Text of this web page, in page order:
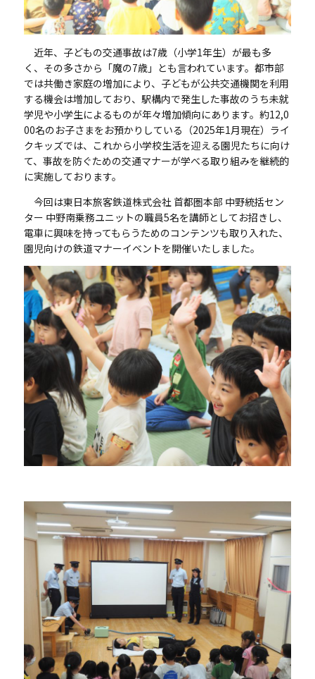
近年、子どもの交通事故は7歳（小学1年生）が最も多
く、その多さから「魔の7歳」とも言われています。都市部
では共働き家庭の増加により、子どもが公共交通機関を利用
する機会は増加しており、駅構内で発生した事故のうち未就
学児や小学生によるものが年々増加傾向にあります。約12,0
00名のお子さまをお預かりしている（2025年1月現在）ライ
クキッズでは、これから小学校生活を迎える園児たちに向け
て、事故を防ぐための交通マナーが学べる取り組みを継続的
に実施しております。
今回は東日本旅客鉄道株式会社 首都圏本部 中野統括セン
ター 中野南乗務ユニットの職員5名を講師としてお招きし、
電車に興味を持ってもらうためのコンテンツも取り入れた、
園児向けの鉄道マナーイベントを開催いたしました。